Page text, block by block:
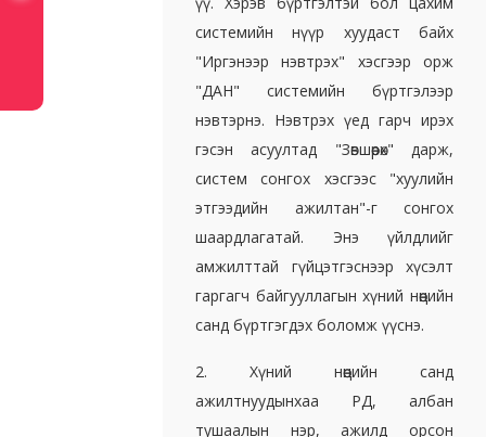
системийн нүүр хуудаст байх
"Иргэнээр нэвтрэх" хэсгээр орж
"ДАН" системийн бүртгэлээр
нэвтэрнэ. Нэвтрэх үед гарч ирэх
гэсэн асуултад "Зөвшөөрөх" дарж,
систем сонгох хэсгээс "хуулийн
этгээдийн ажилтан"-г сонгох
шаардлагатай. Энэ үйлдлийг
амжилттай гүйцэтгэснээр хүсэлт
гаргагч байгууллагын хүний нөөцийн
санд бүртгэгдэх боломж үүснэ.
2. Хүний нөөцийн санд
ажилтнуудынхаа РД, албан
тушаалын нэр, ажилд орсон